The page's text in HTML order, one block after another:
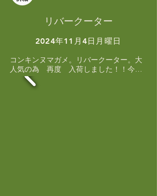
リバークーター
2024年11月4日月曜日
コンキンヌマガメ。リバークーター。大
人気の為　再度　入荷しました！！今回
も背甲の模様が細かく明るく色の個体多
数います！